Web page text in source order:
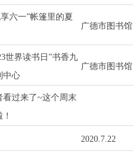
六一”帐篷里的夏
广德市图书馆
世界读书日”书香九
中心
广德市图书馆
看过来了~这个周末
2020.7.22